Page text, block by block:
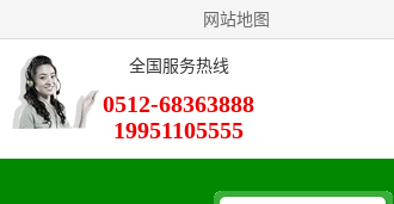
网站地图
全国服务热线
0512-68363888
19951105555